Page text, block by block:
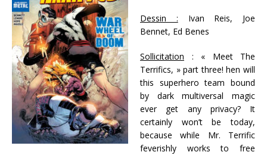
Dessin : Ivan Reis, Joe
Bennet, Ed Benes
Sollicitation : « Meet The
Terrifics, » part three! hen will
this superhero team bound
by dark multiversal magic
ever get any privacy? It
certainly won’t be today,
because while Mr. Terrific
feverishly works to free